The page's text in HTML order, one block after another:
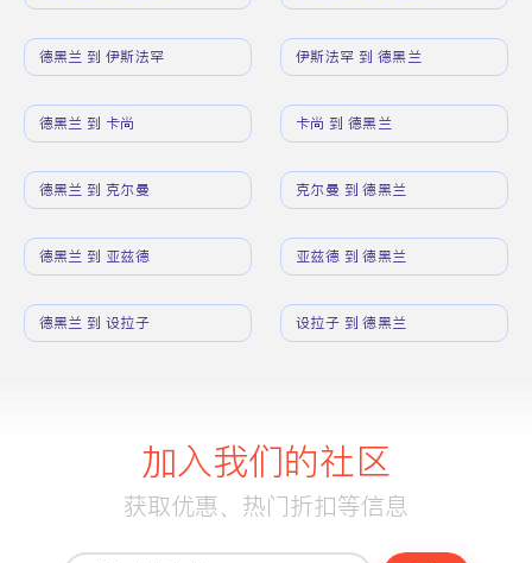
德黑兰 到 伊斯法罕 伊斯法罕 到 德黑兰
德黑兰 到 卡尚 卡尚 到 德黑兰
德黑兰 到 克尔曼 克尔曼 到 德黑兰
德黑兰 到 亚兹德 亚兹德 到 德黑兰
德黑兰 到 设拉子 设拉子 到 德黑兰
加入我们的社区
获取优惠、热门折扣等信息